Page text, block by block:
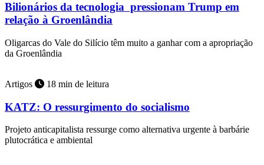
Bilionários da tecnologia pressionam Trump em
relação à Groenlândia
Oligarcas do Vale do Silício têm muito a ganhar com a apropriação
da Groenlândia
Artigos 18 min de leitura
KATZ: O ressurgimento do socialismo
Projeto anticapitalista ressurge como alternativa urgente à barbárie
plutocrática e ambiental